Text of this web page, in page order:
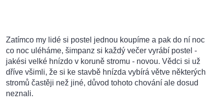
Zatímco my lidé si postel jednou koupíme a pak do ní noc
co noc uléháme, šimpanz si každý večer vyrábí postel -
jakési velké hnízdo v koruně stromu - novou. Vědci si už
dříve všimli, že si ke stavbě hnízda vybírá větve některých
stromů častěji než jiné, důvod tohoto chování ale dosud
neznali.